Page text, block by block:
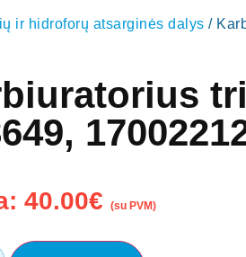
ir hidroforų atsarginės dalys /
40.00€ (su PVM)